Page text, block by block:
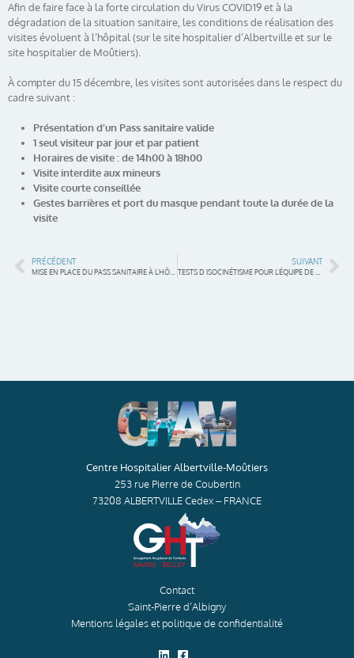
Afin de faire face à la forte circulation du Virus COVID19 et à la
dégradation de la situation sanitaire, les conditions de réalisation des
visites évoluent à l’hôpital (sur le site hospitalier d’Albertville et sur le
site hospitalier de Moûtiers).
À compter du 15 décembre, les visites sont autorisées dans le respect du
cadre suivant :
Présentation d’un Pass sanitaire valide
1 seul visiteur par jour et par patient
Horaires de visite : de 14h00 à 18h00
Visite interdite aux mineurs
Visite courte conseillée
Gestes barrières et port du masque pendant toute la durée de la
visite
PRÉCÉDENT SUIVANT
Centre Hospitalier Albertville-Moûtiers
253 rue Pierre de Coubertin
73208 ALBERTVILLE Cedex – FRANCE
Contact
Saint-Pierre d’Albigny
Mentions légales et politique de confidentialité